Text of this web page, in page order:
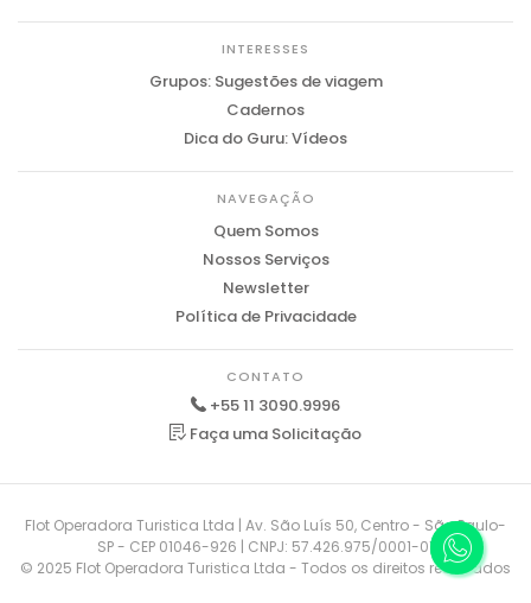
INTERESSES
Grupos: Sugestões de viagem
Cadernos
Dica do Guru: Vídeos
NAVEGAÇÃO
Quem Somos
Nossos Serviços
Newsletter
Política de Privacidade
CONTATO
+55 11 3090.9996
Faça uma Solicitação
Flot Operadora Turistica Ltda | Av. São Luís 50, Centro - São Paulo-
SP - CEP 01046-926 | CNPJ: 57.426.975/0001-01
© 2025 Flot Operadora Turistica Ltda - Todos os direitos reservados